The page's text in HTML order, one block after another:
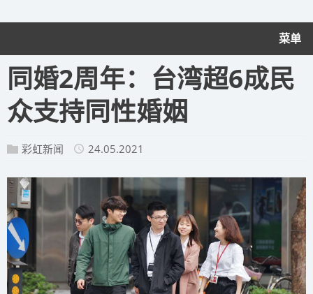
菜单
同婚2周年：台湾超6成民
众支持同性婚姻
彩虹新闻 24.05.2021